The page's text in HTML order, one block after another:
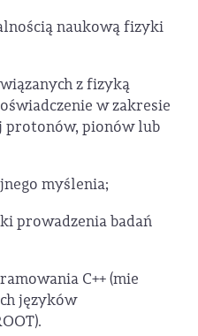
naukową fizyki
z fizyką
w zakresie
pionów lub
myślenia;
prowadzenia badań
C++ (mie
języków